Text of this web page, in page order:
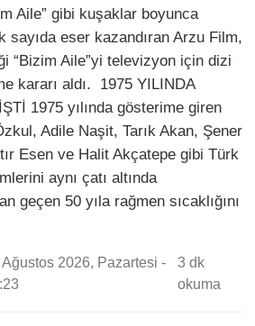
Aile” gibi kuşaklar boyunca
sayıda eser kazandıran Arzu Film,
“Bizim Aile”yi televizyon için dizi
kararı aldı. 1975 YILINDA
1975 yılında gösterime giren
Adile Naşit, Tarık Akan, Şener
Esen ve Halit Akçatepe gibi Türk
aynı çatı altında
geçen 50 yıla rağmen sıcaklığını
Ağustos 2026, Pazartesi -
3 dk
okuma